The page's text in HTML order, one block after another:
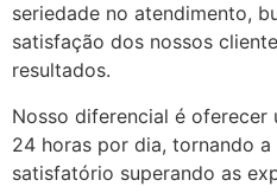
seriedade no atendimento,
satisfação dos nossos
resultados.
Nosso diferencial é oferecer
24 horas por dia, tornando
satisfatório superando as